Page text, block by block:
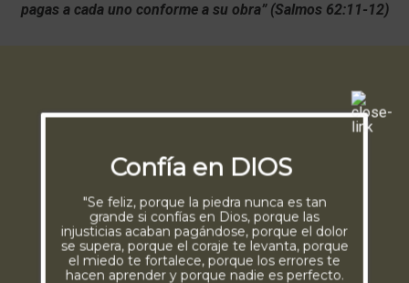
pagas a cada uno conforme a su obra” (Salmos 62:11-12)
Confía en DIOS
"Se feliz, porque la piedra nunca es tan
grande si confías en Dios, porque las
injusticias acaban pagándose, porque el dolor
se supera, porque el coraje te levanta, porque
el miedo te fortalece, porque los errores te
hacen aprender y porque nadie es perfecto.